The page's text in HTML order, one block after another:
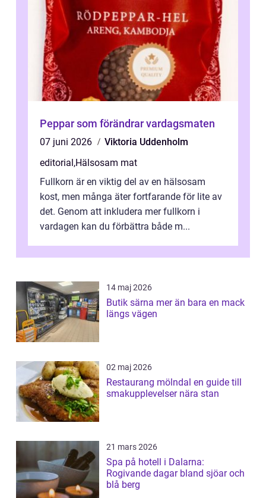
Peppar som förändrar vardagsmaten
07 juni 2026
Viktoria Uddenholm
editorial ,Hälsosam mat
Fullkorn är en viktig del av en hälsosam
kost, men många äter fortfarande för lite av
det. Genom att inkludera mer fullkorn i
vardagen kan du förbättra både m...
14 maj 2026
Butik särna mer än bara en mack
längs vägen
02 maj 2026
Restaurang mölndal en guide till
smakupplevelser nära stan
21 mars 2026
Spa på hotell i Dalarna:
Rogivande dagar bland sjöar och
blå berg